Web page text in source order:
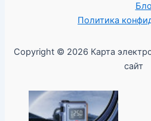
Политика
Copyright © 2026 Карта
сайт